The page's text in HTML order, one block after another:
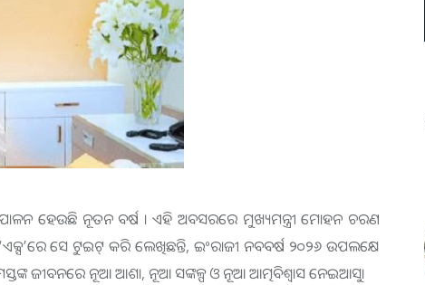
ହେଉଛି ନୂତନ ବର୍ଷ । ଏହି ଅବସରରେ ମୁଖ୍ୟମନ୍ତ୍ରୀ ମୋହନ ଚରଣ
ସେ ଟୁଇଟ୍‌ କରି ଲେଖିଛନ୍ତି, ଇଂରାଜୀ ନବବର୍ଷ ୨୦୨୬ ଉପଲକ୍ଷେ
ଜୀବନରେ ନୂଆ ଆଶା, ନୂଆ ସଙ୍କଳ୍ପ ଓ ନୂଆ ଆତ୍ମବିଶ୍ୱାସ ନେଇଆସୁ।